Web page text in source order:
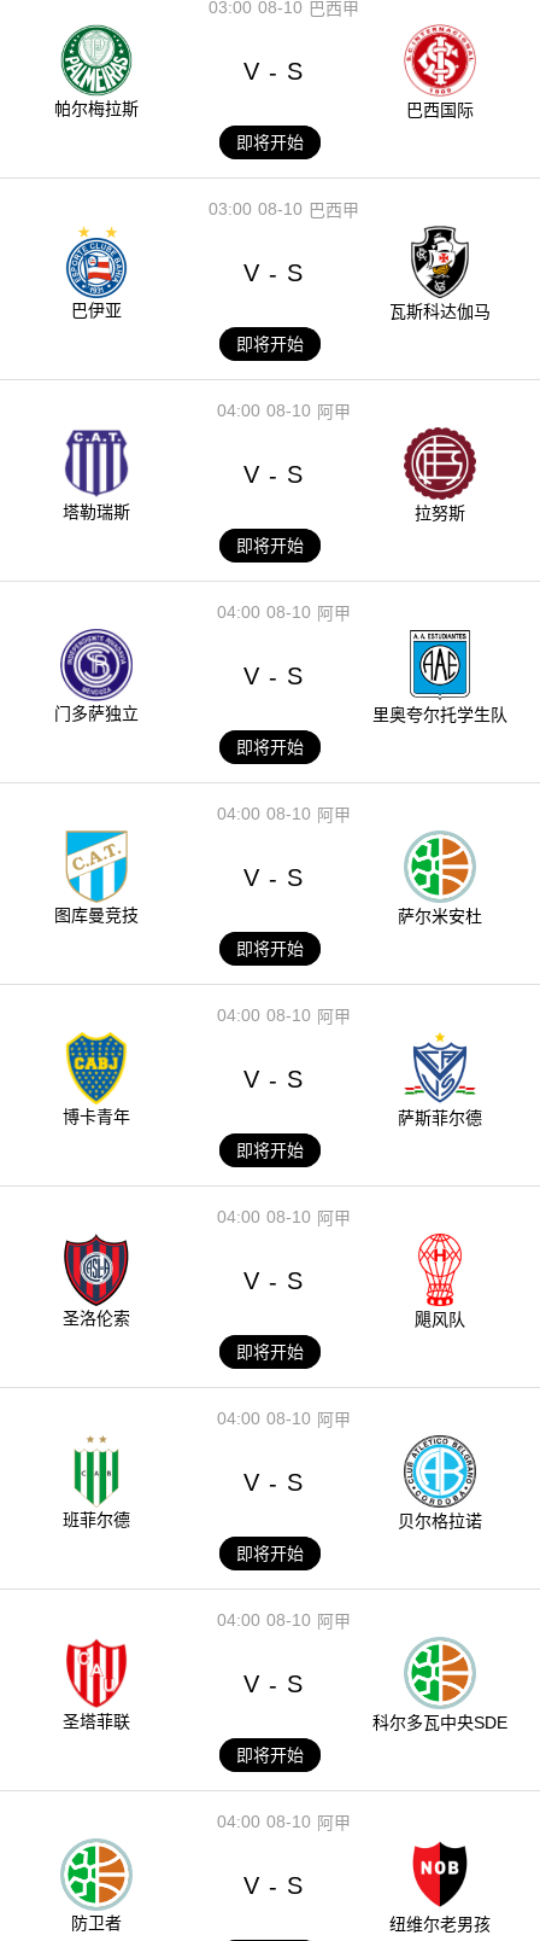
08-10
03:00 巴西甲
帕尔梅拉斯
V - S
巴西国际
即将开始
08-10
03:00 巴西甲
巴伊亚
V - S
瓦斯科达伽马
即将开始
08-10
04:00 阿甲
塔勒瑞斯
V - S
拉努斯
即将开始
08-10
04:00 阿甲
门多萨独立
V - S
里奥夸尔托学生队
即将开始
08-10
04:00 阿甲
图库曼竞技
V - S
萨尔米安杜
即将开始
08-10
04:00 阿甲
博卡青年
V - S
萨斯菲尔德
即将开始
08-10
04:00 阿甲
圣洛伦索
V - S
飓风队
即将开始
08-10
04:00 阿甲
班菲尔德
V - S
贝尔格拉诺
即将开始
08-10
04:00 阿甲
圣塔菲联
V - S
科尔多瓦中央SDE
即将开始
08-10
04:00 阿甲
防卫者
V - S
纽维尔老男孩